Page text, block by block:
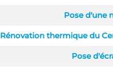
Pose d'une
Rénovation thermique du
Pose